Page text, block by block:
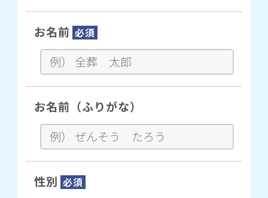
お名前 必須
お名前（ふりがな）
性別 必須